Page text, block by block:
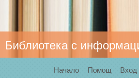
Библиотека с
Начало Помощ Вход